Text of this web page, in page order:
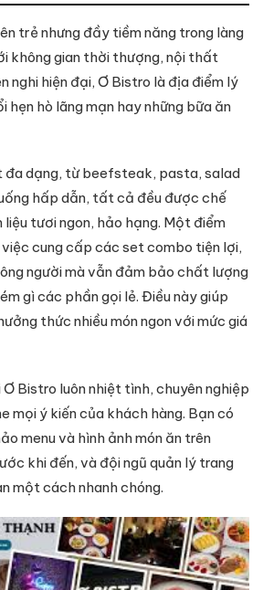
trẻ nhưng đầy tiềm năng trong làng
không gian thời thượng, nội thất
nghi hiện đại, Ơ Bistro là địa điểm lý
hẹn hò lãng mạn hay những bữa ăn
đa dạng, từ beefsteak, pasta, salad
hấp dẫn, tất cả đều được chế
liệu tươi ngon, hảo hạng. Một điểm
cung cấp các set combo tiện lợi,
người mà vẫn đảm bảo chất lượng
gì các phần gọi lẻ. Điều này giúp
thức nhiều món ngon với mức giá
Bistro luôn nhiệt tình, chuyên nghiệp
mọi ý kiến của khách hàng. Bạn có
menu và hình ảnh món ăn trên
khi đến, và đội ngũ quản lý trang
một cách nhanh chóng.